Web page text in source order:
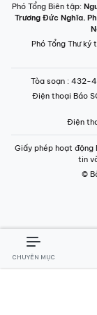
Phó Tổng Biên tập:
Trương Đức Nghĩa,
Phó Tổng Thư ký
Tòa soạn : 432-
Điện thoại Báo
Điện
Giấy phép hoạt động
tin
©
CHUYÊN MỤC